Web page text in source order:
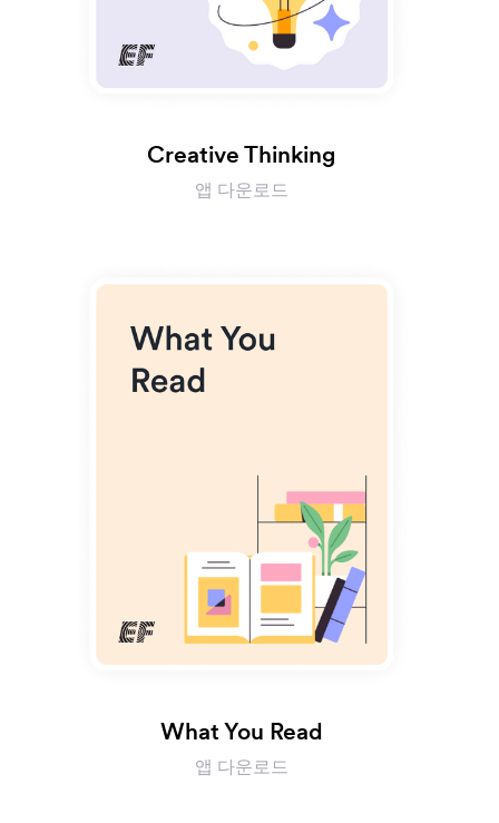
Creative Thinking
앱 다운로드
What You Read
앱 다운로드